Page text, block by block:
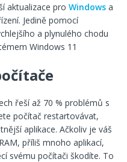
aktualizace pro Windows a
Jedině pomocí
a plynulého chodu
Windows 11
řeší až 70 % problémů s
počítač restartovávat,
aplikace. Ačkoliv je váš
příliš mnoho aplikací,
svému počítači škodíte. To